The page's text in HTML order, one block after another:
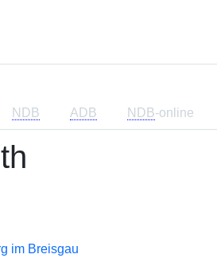
NDB ADB NDB-online
im Breisgau